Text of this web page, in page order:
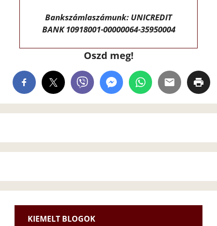
Bankszámlaszámunk: UNICREDIT
BANK 10918001-00000064-35950004
Oszd meg!
KIEMELT BLOGOK